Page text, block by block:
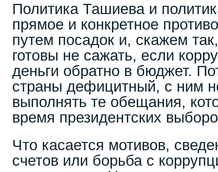
Политика Ташиева и
прямое и конкретное
путем посадок и, скажем
готовы не сажать, если
деньги обратно в бюджет.
страны дефицитный, с ним
выполнять те обещания,
время президентских
Что касается мотивов,
счетов или борьба с